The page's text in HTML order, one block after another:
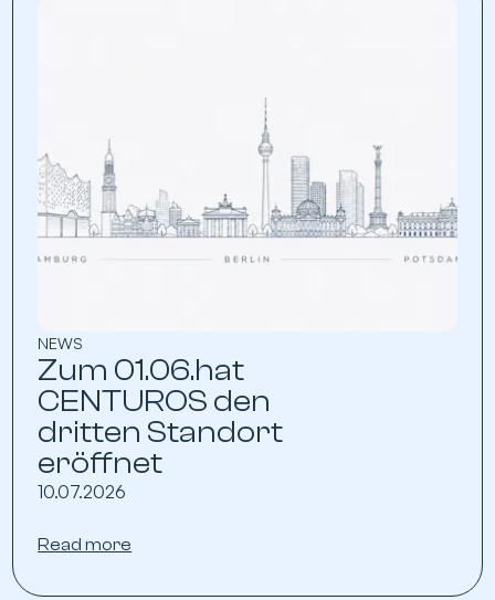
NEWS
Zum 01.06.hat
CENTUROS den
dritten Standort
eröffnet
10.07.2026
Read more